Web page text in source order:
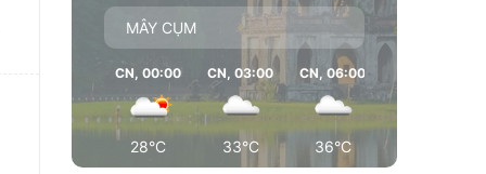
MÂY CỤM
CN, 00:00
28°C
CN, 03:00
33°C
CN, 06:00
36°C